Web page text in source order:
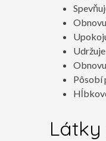
Pôsobí